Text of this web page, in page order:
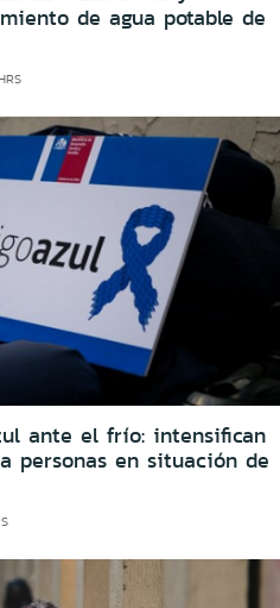
de agua potable de
ante el frío: intensifican
personas en situación de